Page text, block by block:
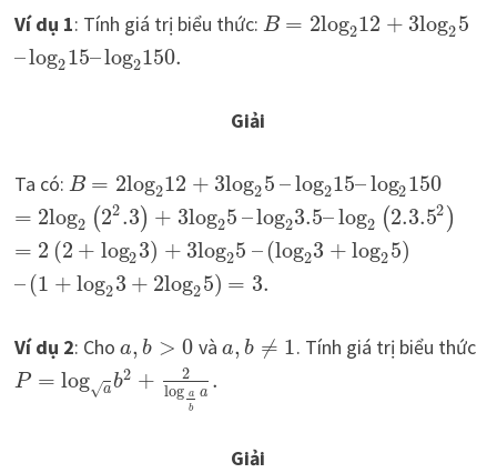
Ví dụ 1: Tính giá trị biểu thức: B = 2log212 + 3log25
–log215–log2150.
Giải
Ta có: B = 2log212 + 3log25 –log215–log2150
= 2log2 (22.3) + 3log25 –log23.5–log2 (2.3.52 )
= 2 (2 + log23) + 3log25 – (log23 + log25)
– (1 + log23 + 2log25) = 3.
Ví dụ 2: Cho a, b > 0 và a, b ≠ 1. Tính giá trị biểu thức
P = log a
√ b2 +
2
log a
b
a .
Giải